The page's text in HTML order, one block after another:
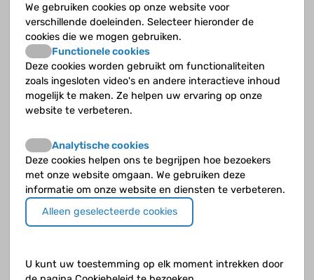
Wanneer spreek je van chronische nierinsufficiëntie?
Wanneer spreek je van terminale nierinsufficiëntie?
Wat kun je zelf doen om je nierfunctie zo goed
mogelijk te houden?
Wat merk je als je chronische nierinsufficiëntie hebt?
Wat zijn de oorzaken van chronische nierinsufficiëntie?
chronische nierinsufficiëntie?
We gebruiken cookies op onze website voor
verschillende doeleinden. Selecteer hieronder de
cookies die we mogen gebruiken.
Functionele cookies
Deze cookies worden gebruikt om functionaliteiten
zoals ingesloten video's en andere interactieve inhoud
mogelijk te maken. Ze helpen uw ervaring op onze
website te verbeteren.
Analytische cookies
Deze cookies helpen ons te begrijpen hoe bezoekers
met onze website omgaan. We gebruiken deze
informatie om onze website en diensten te verbeteren.
Alleen geselecteerde cookies
U kunt uw toestemming op elk moment intrekken door